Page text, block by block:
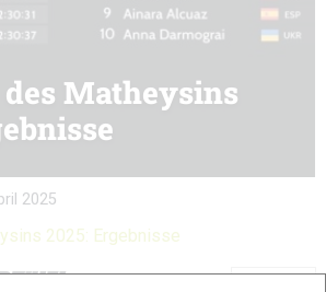
Matheysins
2025
2025: Ergebnisse
Zurück Weiter